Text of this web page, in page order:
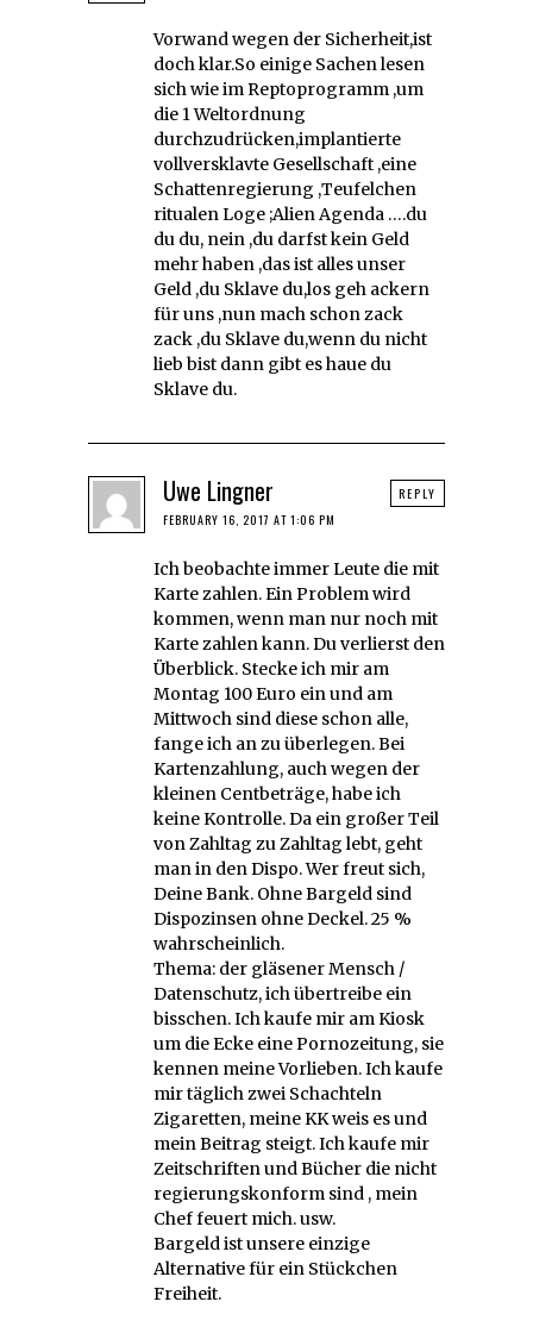
Vorwand wegen der Sicherheit,ist
doch klar.So einige Sachen lesen
sich wie im Reptoprogramm ,um
die 1 Weltordnung
durchzudrücken,implantierte
vollversklavte Gesellschaft ,eine
Schattenregierung ,Teufelchen
ritualen Loge ;Alien Agenda ….du
du du, nein ,du darfst kein Geld
mehr haben ,das ist alles unser
Geld ,du Sklave du,los geh ackern
für uns ,nun mach schon zack
zack ,du Sklave du,wenn du nicht
lieb bist dann gibt es haue du
Sklave du.
Uwe Lingner
FEBRUARY 16, 2017 AT 1:06 PM
Ich beobachte immer Leute die mit
Karte zahlen. Ein Problem wird
kommen, wenn man nur noch mit
Karte zahlen kann. Du verlierst den
Überblick. Stecke ich mir am
Montag 100 Euro ein und am
Mittwoch sind diese schon alle,
fange ich an zu überlegen. Bei
Kartenzahlung, auch wegen der
kleinen Centbeträge, habe ich
keine Kontrolle. Da ein großer Teil
von Zahltag zu Zahltag lebt, geht
man in den Dispo. Wer freut sich,
Deine Bank. Ohne Bargeld sind
Dispozinsen ohne Deckel. 25 %
wahrscheinlich.
Thema: der gläsener Mensch /
Datenschutz, ich übertreibe ein
bisschen. Ich kaufe mir am Kiosk
um die Ecke eine Pornozeitung, sie
kennen meine Vorlieben. Ich kaufe
mir täglich zwei Schachteln
Zigaretten, meine KK weis es und
mein Beitrag steigt. Ich kaufe mir
Zeitschriften und Bücher die nicht
regierungskonform sind , mein
Chef feuert mich. usw.
Bargeld ist unsere einzige
Alternative für ein Stückchen
Freiheit.
REPLY